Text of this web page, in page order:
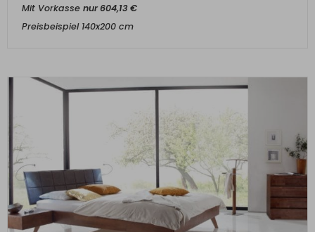
Mit Vorkasse nur604,13€
Preisbeispiel 140x200 cm